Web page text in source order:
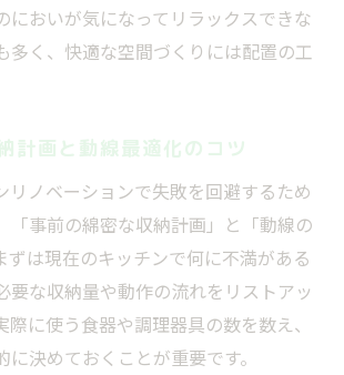
においが気になってリラックスできな
多く、快適な空間づくりには配置の工
計画と動線最適化のコツ
リノベーションで失敗を回避するため
「事前の綿密な収納計画」と「動線の
ずは現在のキッチンで何に不満がある
要な収納量や動作の流れをリストアッ
際に使う食器や調理器具の数を数え、
決めておくことが重要です。